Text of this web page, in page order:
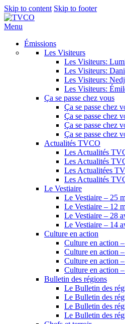
Skip to content Skip to footer
Menu
Émissions
Les Visiteurs
Les Visiteurs:
Les Visiteurs:
Les Visiteurs:
Les Visiteurs:
Ça se passe chez vous
Ça se passe chez
Ça se passe chez
Ça se passe chez
Ça se passe chez
Actualités TVCO
Les Actualités
Les Actualités
Les Actualitées
Les Actualités
Le Vestiaire
Le Vestiaire – 25
Le Vestiaire – 12
Le Vestiaire – 28
Le Vestiaire – 14
Culture en action
Culture en action
Culture en action
Culture en action
Culture en action
Bulletin des régions
Le Bulletin des
Le Bulletin des
Le Bulletin des
Le Bulletin des